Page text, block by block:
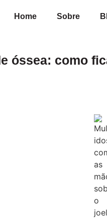
Home Sobre
óssea: como